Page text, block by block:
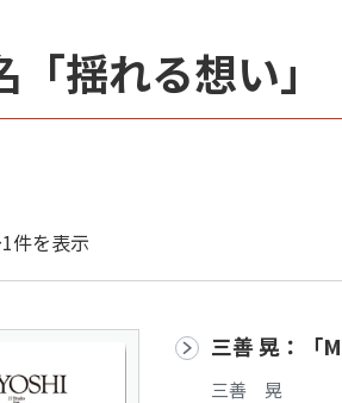
「揺れる想い
を表示
三善 晃：「
三善 晃